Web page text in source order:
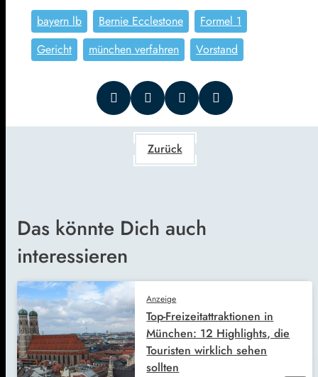
bayern lb Bernie Ecclestone
Formel 1
Gericht
münchen verfahren Vorstand
Zurück
Das könnte Dich auch
interessieren
Anzeige
Top-Freizeitattraktionen in
München: 12 Highlights, die
Touristen wirklich sehen
sollten